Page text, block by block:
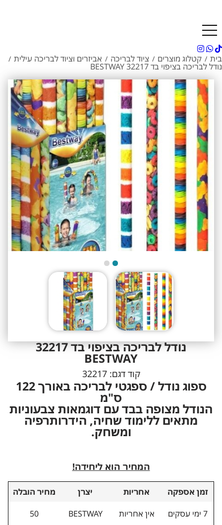
בית / קטלוג מוצרים / ציוד לבריכה / אביזרים וציוד לבריכה עילית /
נודל לבריכה בציפוי בד 32217 BESTWAY
נודל לבריכה בציפוי בד 32217
BESTWAY
קוד דגם:32217
ספוג נודל / ספגטי לבריכה באורך 122
ס"מ
הנודל מצופה בבד עם דוגמאות צבעוניות
מתאים ללימוד שחיה, הידרותרפיה
ומשחק.
המחיר הוא ליחידה!
זמן אספקה
7 ימי עסקים
אחריות
אין אחריות
יצרן
BESTWAY
מחיר הובלה
50